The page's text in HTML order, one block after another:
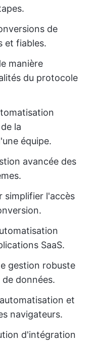
de
et fiables.
manière
du protocole
la
équipe.
avancée des
simplifier l'accès
SaaS.
gestion robuste
données.
et
navigateurs.
d'intégration